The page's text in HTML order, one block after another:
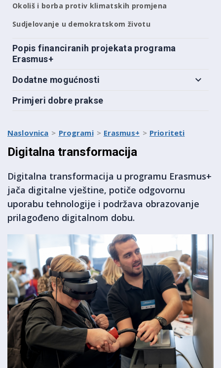
Okoliš i borba protiv klimatskih promjena
Sudjelovanje u demokratskom životu
Popis financiranih projekata programa
Erasmus+
Dodatne mogućnosti
Primjeri dobre prakse
Naslovnica Programi Erasmus+ Prioriteti
Digitalna transformacija
Digitalna transformacija u programu Erasmus+
jača digitalne vještine, potiče odgovornu
uporabu tehnologije i podržava obrazovanje
prilagođeno digitalnom dobu.